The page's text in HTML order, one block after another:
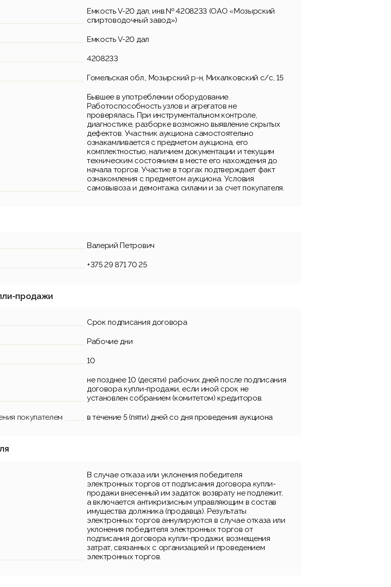
Емкость V-20 дал, инв.№ 4208233 (ОАО «Мозырский
спиртоводочный завод»)
Емкость V-20 дал
4208233
Гомельская обл., Мозырский р-н, Михалковский с/с, 15
Бывшее в употреблении оборудование.
Работоспособность узлов и агрегатов не
проверялась. При инструментальном контроле,
диагностике, разборке возможно выявление скрытых
дефектов. Участник аукциона самостоятельно
ознакамливается с предметом аукциона, его
комплектностью, наличием документации и текущим
техническим состоянием в месте его нахождения до
начала торгов. Участие в торгах подтверждает факт
ознакомления с предметом аукциона. Условия
самовывоза и демонтажа силами и за счет покупателя.
Валерий Петрович
+375 29 871 70 25
продажи
Срок подписания договора
Рабочие дни
10
не позднее 10 (десяти) рабочих дней после подписания
договора купли-продажи, если иной срок не
установлен собранием (комитетом) кредиторов.
покупателем в течение 5 (пяти) дней со дня проведения аукциона
В случае отказа или уклонения победителя
электронных торгов от подписания договора купли-
продажи внесенный им задаток возврату не подлежит,
а включается антикризисным управляющим в состав
имущества должника (продавца). Результаты
электронных торгов аннулируются в случае отказа или
уклонения победителя электронных торгов от
подписания договора купли-продажи; возмещения
затрат, связанных с организацией и проведением
электронных торгов.